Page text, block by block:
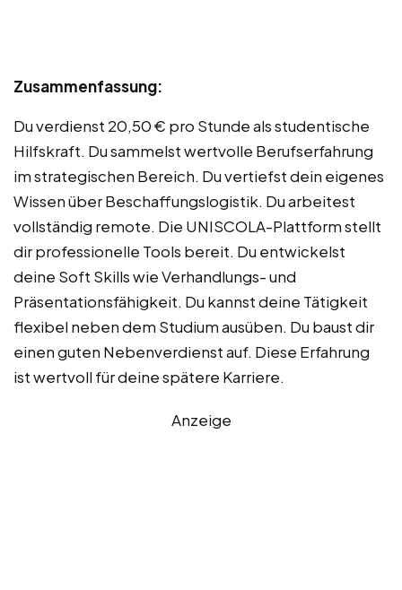
Zusammenfassung:
Du verdienst 20,50 € pro Stunde als studentische
Hilfskraft. Du sammelst wertvolle Berufserfahrung
im strategischen Bereich. Du vertiefst dein eigenes
Wissen über Beschaffungslogistik. Du arbeitest
vollständig remote. Die UNISCOLA-Plattform stellt
dir professionelle Tools bereit. Du entwickelst
deine Soft Skills wie Verhandlungs- und
Präsentationsfähigkeit. Du kannst deine Tätigkeit
flexibel neben dem Studium ausüben. Du baust dir
einen guten Nebenverdienst auf. Diese Erfahrung
ist wertvoll für deine spätere Karriere.
Anzeige